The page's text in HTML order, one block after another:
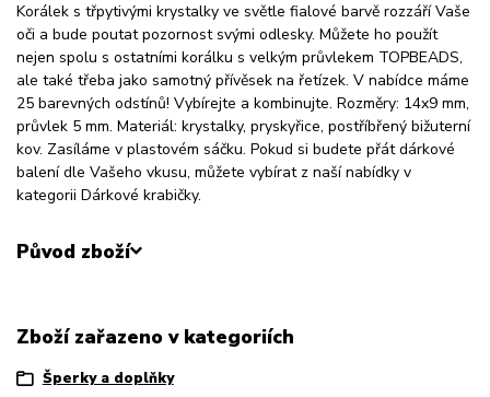
Korálek s třpytivými krystalky ve světle fialové barvě rozzáří Vaše
oči a bude poutat pozornost svými odlesky. Můžete ho použít
nejen spolu s ostatními korálku s velkým průvlekem TOPBEADS,
ale také třeba jako samotný přívěsek na řetízek. V nabídce máme
25 barevných odstínů! Vybírejte a kombinujte. Rozměry: 14x9 mm,
průvlek 5 mm. Materiál: krystalky, pryskyřice, postříbřený bižuterní
kov. Zasíláme v plastovém sáčku. Pokud si budete přát dárkové
balení dle Vašeho vkusu, můžete vybírat z naší nabídky v
kategorii Dárkové krabičky.
Původ zboží
Zboží zařazeno v kategoriích
Šperky a doplňky